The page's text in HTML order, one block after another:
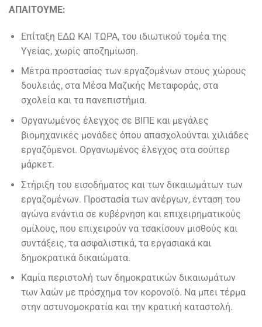
ΑΠΑΙΤΟΥΜΕ:
Επίταξη ΕΔΩ ΚΑΙ ΤΩΡΑ, του ιδιωτικού τομέα της
Υγείας, χωρίς αποζημίωση.
Μέτρα προστασίας των εργαζομένων στους χώρους
δουλειάς, στα Μέσα Μαζικής Μεταφοράς, στα
σχολεία και τα πανεπιστήμια.
Οργανωμένος έλεγχος σε ΒΙΠΕ και μεγάλες
βιομηχανικές μονάδες όπου απασχολούνται χιλιάδες
εργαζόμενοι. Οργανωμένος έλεγχος στα σούπερ
μάρκετ.
Στήριξη του εισοδήματος και των δικαιωμάτων των
εργαζομένων. Προστασία των ανέργων, ένταση του
αγώνα ενάντια σε κυβέρνηση και επιχειρηματικούς
ομίλους, που επιχειρούν να τσακίσουν μισθούς και
συντάξεις, τα ασφαλιστικά, τα εργασιακά και
δημοκρατικά δικαιώματα.
Καμία περιστολή των δημοκρατικών δικαιωμάτων
των λαών με πρόσχημα τον κορονοϊό. Να μπει τέρμα
στην αστυνομοκρατία και την κρατική καταστολή.